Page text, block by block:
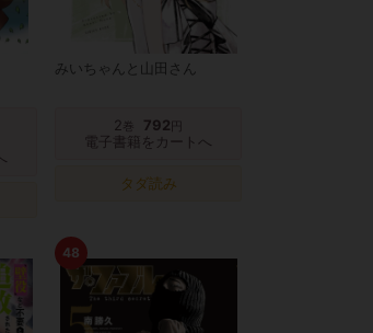
みいちゃんと山田さん
2 巻 792 円
電子書籍をカートへ
タダ読み
48